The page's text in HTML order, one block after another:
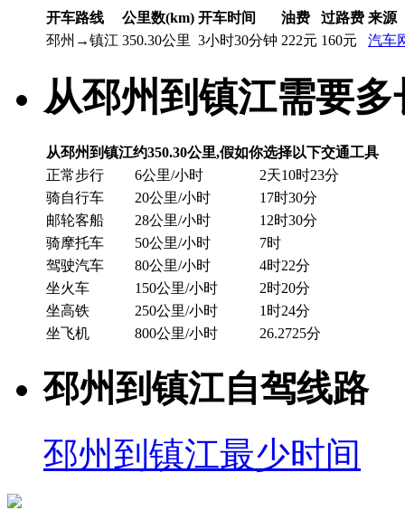
开车路线 公里数(km) 开车时间 油费 过路费 来源
邳州→镇江 350.30公里 3小时30分钟 222元 160元 汽车
从邳州到镇江需要
从邳州到镇江约350.30公里,假如你选择以下交通工具
正常步行
6公里/小时
2天10时23分
骑自行车
20公里/小时
17时30分
邮轮客船
28公里/小时
12时30分
骑摩托车
50公里/小时
7时
驾驶汽车
80公里/小时
4时22分
坐火车
150公里/小时
2时20分
坐高铁
250公里/小时
1时24分
坐飞机
800公里/小时 26.2725分
邳州到镇江自驾线路
邳州到镇江最少时间